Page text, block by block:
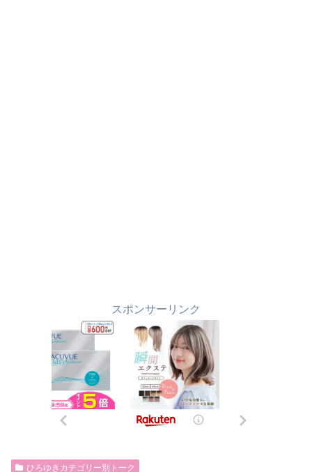
スポンサーリンク
ひろゆきカテゴリー別トーク